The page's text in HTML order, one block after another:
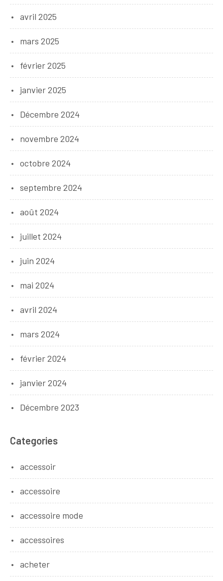
avril 2025
mars 2025
février 2025
janvier 2025
Décembre 2024
novembre 2024
octobre 2024
septembre 2024
août 2024
juillet 2024
juin 2024
mai 2024
avril 2024
mars 2024
février 2024
janvier 2024
Décembre 2023
Categories
accessoir
accessoire
accessoire mode
accessoires
acheter